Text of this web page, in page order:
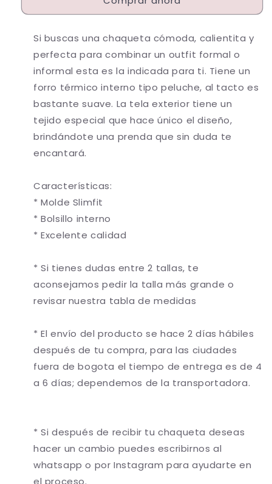
14168
Si buscas una chaqueta cómoda, calientita y
perfecta para combinar un outfit formal o
informal esta es la indicada para ti. Tiene un
forro térmico interno tipo peluche, al tacto es
bastante suave. La tela exterior tiene un
tejido especial que hace único el diseño,
brindándote una prenda que sin duda te
encantará.
Características:
* Molde Slimfit
* Bolsillo interno
* Excelente calidad
* Si tienes dudas entre 2 tallas, te
aconsejamos pedir la talla más grande o
revisar nuestra tabla de medidas
* El envío del producto se hace 2 días hábiles
después de tu compra, para las ciudades
fuera de bogota el tiempo de entrega es de 4
a 6 días; dependemos de la transportadora.
* Si después de recibir tu chaqueta deseas
hacer un cambio puedes escribirnos al
whatsapp o por Instagram para ayudarte en
el proceso.